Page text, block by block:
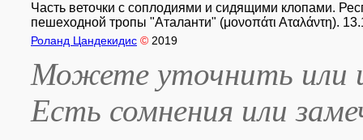
Часть веточки с соплодиями и сидящими клопами.
пешеходной тропы "Аталанти" (μονοπάτι Αταλάντη).
Роланд Цандекидис © 2019
Можете уточнить или
Есть сомнения или